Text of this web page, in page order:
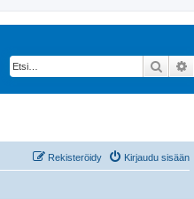
Etsi
Kirjaudu sisään
Rekisteröidy